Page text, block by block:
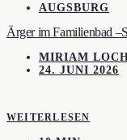
AUGSBURG
Ärger im Familienbad
MIRIAM
24. JUNI 2026
WEITERLESEN